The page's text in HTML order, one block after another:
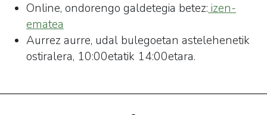
Online, ondorengo galdetegia betez: izen-
ematea
Aurrez aurre, udal bulegoetan astelehenetik
ostiralera, 10:00etatik 14:00etara.